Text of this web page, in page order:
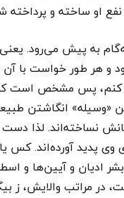
او ساخته و پرداخته
به پیش می‌رود. یعنی
و هر طور خواست با آن
کنم، پس مشخص است
«وسیله»
نساخته‌اند. لذا دست
پدید آورده‌اند. کس
بشر ادیان و آیین‌ها
در مراتب والایش، ز